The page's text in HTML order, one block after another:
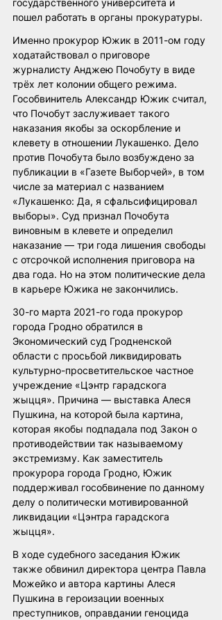
государственного университета и
пошел работать в органы прокуратуры.
Именно прокурор Южик в 2011-ом году
ходатайствовал о приговоре
журналисту Анджею Почобуту в виде
трёх лет колонии общего режима.
Гособвинитель Александр Южик считал,
что Почобут заслуживает такого
наказания якобы за оскорбление и
клевету в отношении Лукашенко. Дело
против Почобута было возбуждено за
публикации в «Газете Выборчей», в том
числе за материал с названием
«Лукашенко: Да, я сфальсифицировал
выборы». Суд признал Почобута
виновным в клевете и определил
наказание — три года лишения свободы
с отсрочкой исполнения приговора на
два года. Но на этом политические дела
в карьере Южика не закончились.
30-го марта 2021-го года прокурор
города Гродно обратился в
Экономический суд Гродненской
области с просьбой ликвидировать
культурно-просветительское частное
учреждение «Цэнтр гарадскога
жыцця». Причина — выставка Алеся
Пушкина, на которой была картина,
которая якобы подпадала под Закон о
противодействии так называемому
экстремизму. Как заместитель
прокурора города Гродно, Южик
поддерживал гособвинение по данному
делу о политически мотивированной
ликвидации «Цэнтра гарадскога
жыцця».
В ходе судебного заседания Южик
также обвинил директора центра Павла
Можейко и автора картины Алеся
Пушкина в героизации военных
преступников, оправдании геноцида